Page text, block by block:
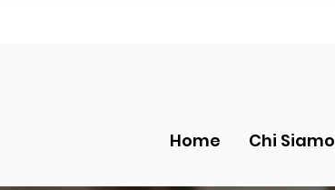
Home Chi Siamo